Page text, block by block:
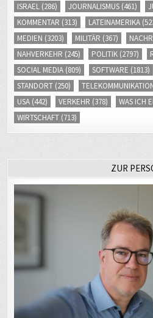
ISRAEL (286) JOURNALISMUS (461)
KOMMENTAR (313) LATEINAMERIKA
MEDIEN (3203) MILITÄR (367)
NAHVERKEHR (245) POLITIK (2797)
SOCIAL MEDIA (809) SOFTWARE (1813)
STANDORT (250)
USA (442) VERKEHR (378) WAS ICH
WIRTSCHAFT (713)
ZUR